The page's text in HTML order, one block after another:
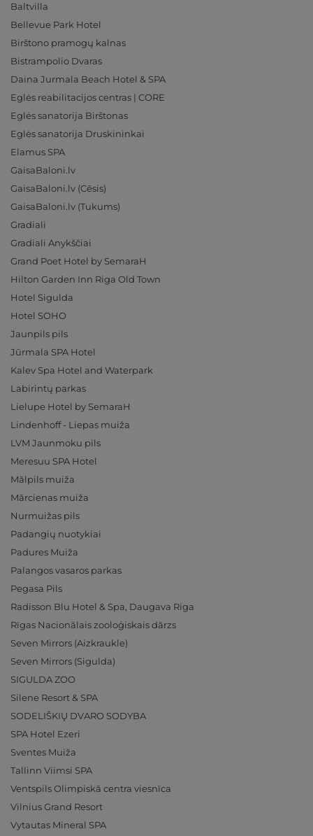
Baltvilla
Bellevue Park Hotel
Birštono pramogų kalnas
Bistrampolio Dvaras
Daina Jurmala Beach Hotel & SPA
Eglės reabilitacijos centras | CORE
Eglės sanatorija Birštonas
Eglės sanatorija Druskininkai
Elamus SPA
GaisaBaloni.lv
GaisaBaloni.lv (Cēsis)
GaisaBaloni.lv (Tukums)
Gradiali
Gradiali Anykščiai
Grand Poet Hotel by SemaraH
Hilton Garden Inn Riga Old Town
Hotel Sigulda
Hotel SOHO
Jaunpils pils
Jūrmala SPA Hotel
Kalev Spa Hotel and Waterpark
Labirintų parkas
Lielupe Hotel by SemaraH
Lindenhoff - Liepas muiža
LVM Jaunmoku pils
Meresuu SPA Hotel
Mālpils muiža
Mārcienas muiža
Nurmuižas pils
Padangių nuotykiai
Padures Muiža
Palangos vasaros parkas
Pegasa Pils
Radisson Blu Hotel & Spa, Daugava Riga
Rīgas Nacionālais zooloģiskais dārzs
Seven Mirrors (Aizkraukle)
Seven Mirrors (Sigulda)
SIGULDA ZOO
Silene Resort & SPA
SODELIŠKIŲ DVARO SODYBA
SPA Hotel Ezeri
Sventes Muiža
Tallinn Viimsi SPA
Ventspils Olimpiskā centra viesnīca
Vilnius Grand Resort
Vytautas Mineral SPA